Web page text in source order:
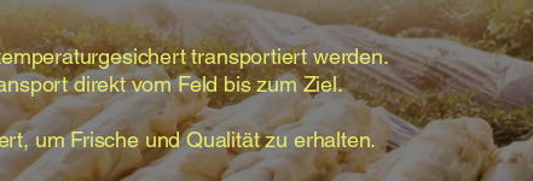
transportiert werden.
direkt vom Feld bis zum Ziel.
um Frische und Qualität zu erhalten.